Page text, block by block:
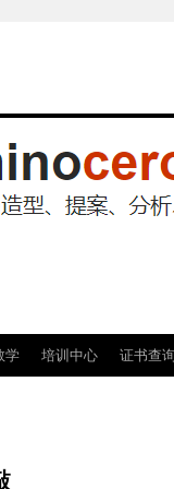
学 培训中心 证书查询